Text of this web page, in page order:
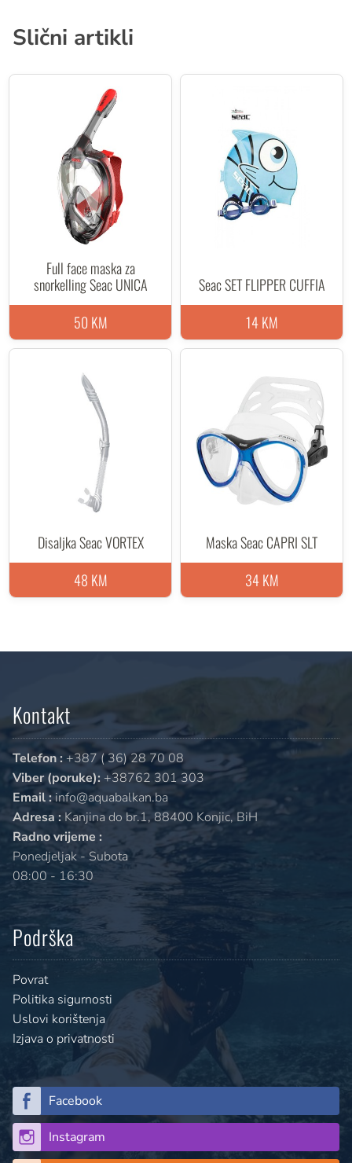
Slični artikli
Full face maska za
snorkelling Seac UNICA
50 KM
Seac SET FLIPPER CUFFIA
14 KM
Disaljka Seac VORTEX
48 KM
Maska Seac CAPRI SLT
34 KM
Kontakt
Telefon : +387 ( 36) 28 70 08
Viber (poruke): +38762 301 303
Email :info@aquabalkan.ba
Adresa : Kanjina do br.1, 88400 Konjic, BiH
Radno vrijeme :
Ponedjeljak - Subota
08:00 - 16:30
Podrška
Povrat
Politika sigurnosti
Uslovi korištenja
Izjava o privatnosti
Facebook
Instagram